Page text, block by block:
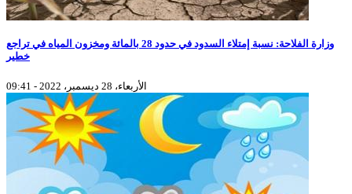
وزارة الفلاحة: نسبة إمتلاء السدود في حدود 28 بالمائة ومخزون المياه في تراجع
خطير
الأربعاء، 28 ديسمبر، 2022 - 09:41